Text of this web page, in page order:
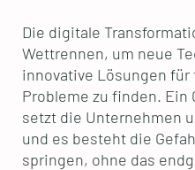
Die digitale
Wettrennen, um neue
innovative Lösungen
Probleme zu finden.
setzt die Unternehmen
und es besteht die
springen, ohne das